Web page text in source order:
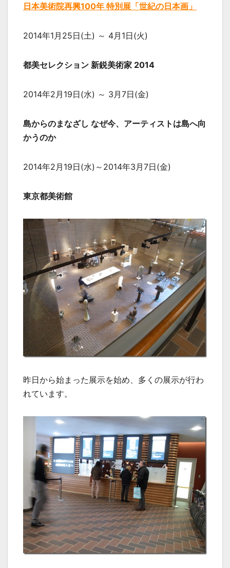
日本美術院再興100年 特別展「世紀の日本画」
2014年1月25日(土) ～ 4月1日(火)
都美セレクション 新鋭美術家 2014
2014年2月19日(水) ～ 3月7日(金)
島からのまなざし なぜ今、アーティストは島へ向
かうのか
2014年2月19日(水)～2014年3月7日(金)
東京都美術館
昨日から始まった展示を始め、多くの展示が行わ
れています。